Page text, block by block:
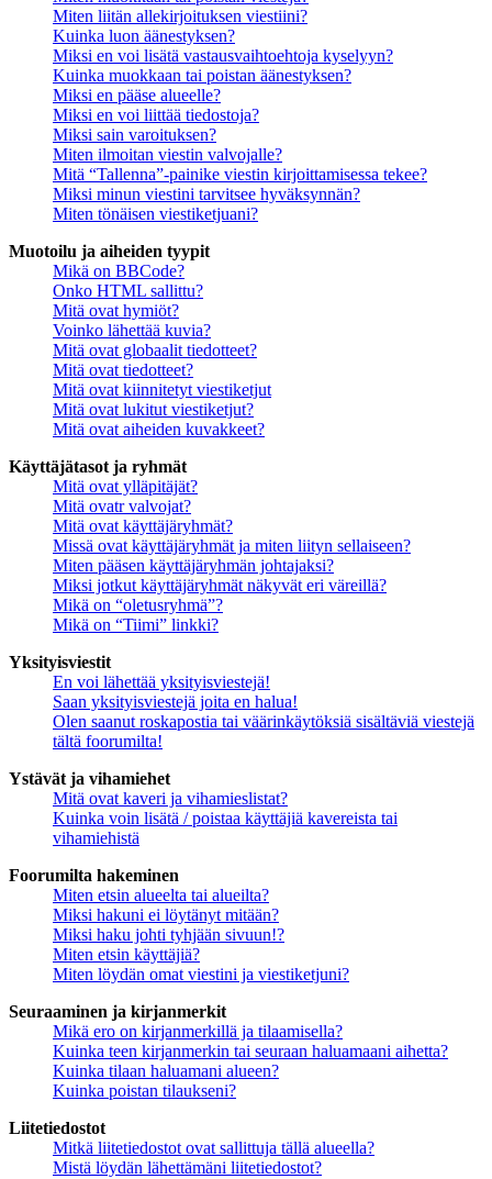
Miten liitän allekirjoituksen viestiini?
Kuinka luon äänestyksen?
Miksi en voi lisätä vastausvaihtoehtoja kyselyyn?
Kuinka muokkaan tai poistan äänestyksen?
Miksi en pääse alueelle?
Miksi en voi liittää tiedostoja?
Miksi sain varoituksen?
Miten ilmoitan viestin valvojalle?
Mitä “Tallenna”-painike viestin kirjoittamisessa tekee?
Miksi minun viestini tarvitsee hyväksynnän?
Miten tönäisen viestiketjuani?
Muotoilu ja aiheiden tyypit
Mikä on BBCode?
Onko HTML sallittu?
Mitä ovat hymiöt?
Voinko lähettää kuvia?
Mitä ovat globaalit tiedotteet?
Mitä ovat tiedotteet?
Mitä ovat kiinnitetyt viestiketjut
Mitä ovat lukitut viestiketjut?
Mitä ovat aiheiden kuvakkeet?
Käyttäjätasot ja ryhmät
Mitä ovat ylläpitäjät?
Mitä ovatr valvojat?
Mitä ovat käyttäjäryhmät?
Missä ovat käyttäjäryhmät ja miten liityn sellaiseen?
Miten pääsen käyttäjäryhmän johtajaksi?
Miksi jotkut käyttäjäryhmät näkyvät eri väreillä?
Mikä on “oletusryhmä”?
Mikä on “Tiimi” linkki?
Yksityisviestit
En voi lähettää yksityisviestejä!
Saan yksityisviestejä joita en halua!
Olen saanut roskapostia tai väärinkäytöksiä sisältäviä viestejä
tältä foorumilta!
Ystävät ja vihamiehet
Mitä ovat kaveri ja vihamieslistat?
Kuinka voin lisätä / poistaa käyttäjiä kavereista tai
vihamiehistä
Foorumilta hakeminen
Miten etsin alueelta tai alueilta?
Miksi hakuni ei löytänyt mitään?
Miksi haku johti tyhjään sivuun!?
Miten etsin käyttäjiä?
Miten löydän omat viestini ja viestiketjuni?
Seuraaminen ja kirjanmerkit
Mikä ero on kirjanmerkillä ja tilaamisella?
Kuinka teen kirjanmerkin tai seuraan haluamaani aihetta?
Kuinka tilaan haluamani alueen?
Kuinka poistan tilaukseni?
Liitetiedostot
Mitkä liitetiedostot ovat sallittuja tällä alueella?
Mistä löydän lähettämäni liitetiedostot?